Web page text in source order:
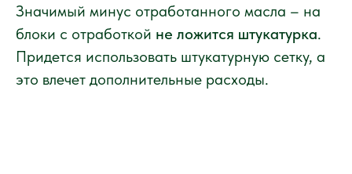
Значимый минус отработанного масла – на
блоки с отработкой не ложится штукатурка.
Придется использовать штукатурную сетку, а
это влечет дополнительные расходы.